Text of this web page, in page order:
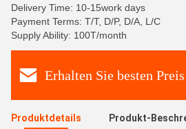
Delivery Time: 10-15work days
Payment Terms: T/T, D/P, D/A, L/C
Supply Ability: 100T/month
Erhalten Sie besten Preis
Produktdetails Produkt-